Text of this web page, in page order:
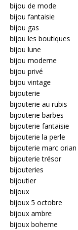
bijou de mode
bijou fantaisie
bijou gas
bijou les boutiques
bijou lune
bijou moderne
bijou privé
bijou vintage
bijouterie
bijouterie au rubis
bijouterie barbes
bijouterie fantaisie
bijouterie la perle
bijouterie marc orian
bijouterie trésor
bijouteries
bijoutier
bijoux
bijoux 5 octobre
bijoux ambre
bijoux boheme